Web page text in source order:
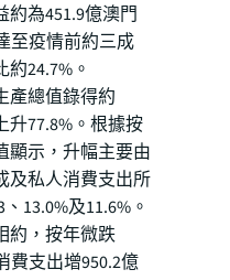
約為451.9億澳門
至疫情前約三成
24.7%。
產總值錄得約
升77.8%。根據按
顯示，升幅主要由
及私人消費支出所
13.0%及11.6%。
約，按年微跌
費支出增950.2億